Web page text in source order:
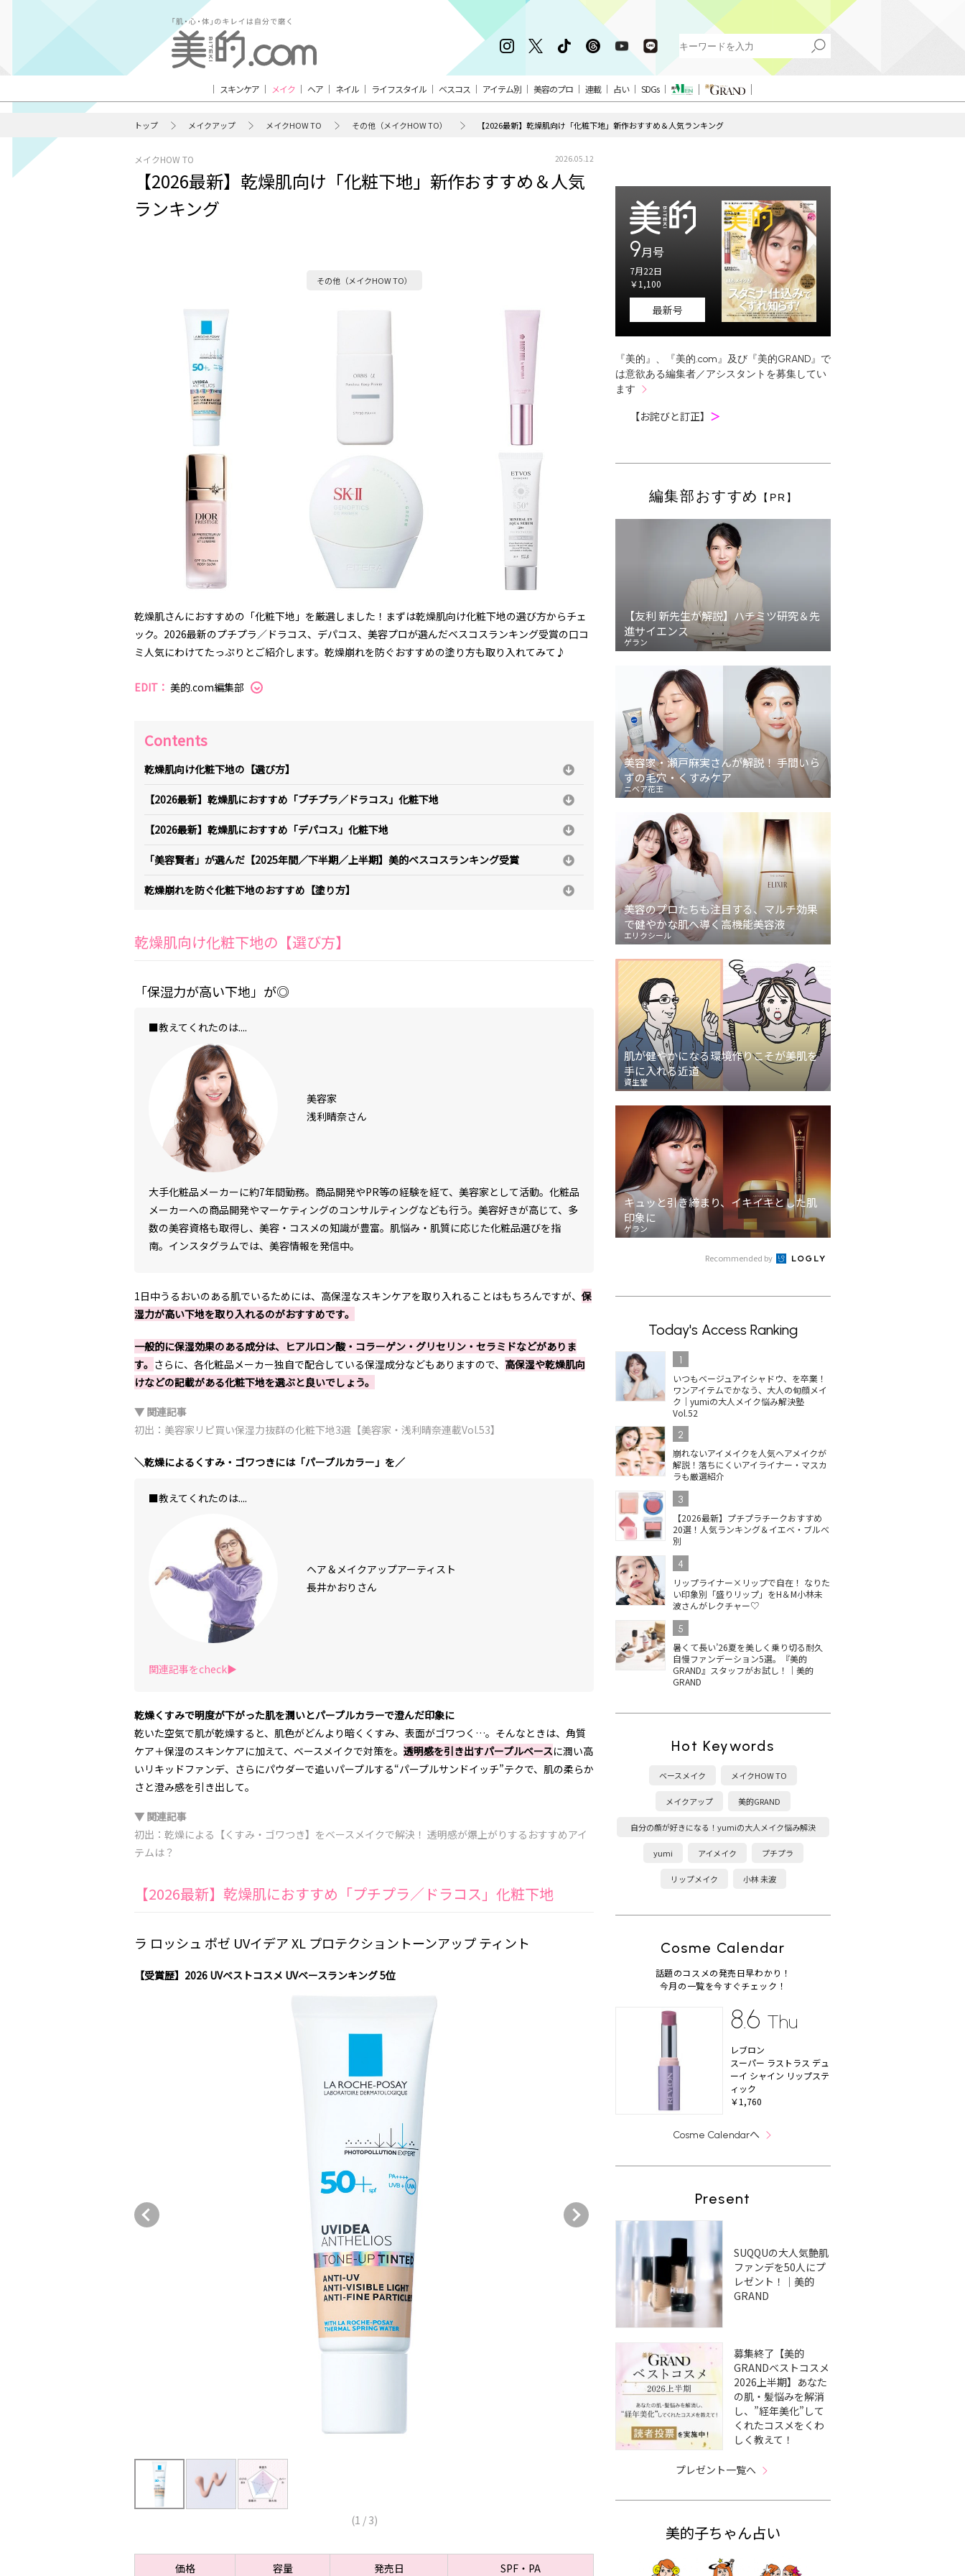
スキンケア メイク ヘア ネイル ライフスタイル ベスコス アイテム別 美容のプロ 連載 占い SDGs
トップ メイクアップ メイクHOW TO その他（メイクHOW TO） 【2026最新】乾燥肌向け「化粧下地」新作おすすめ＆人気ランキング
メイクHOW TO 2026.05.12
【2026最新】乾燥肌向け「化粧下地」新作おすすめ＆人気
ランキング
その他（メイクHOW TO）
乾燥肌さんにおすすめの「化粧下地」を厳選しました！まずは乾燥肌向け化粧下地の選び方からチェ
ック。2026最新のプチプラ／ドラコス、デパコス、美容プロが選んだベスコスランキング受賞の口コ
ミ人気にわけてたっぷりとご紹介します。乾燥崩れを防ぐおすすめの塗り方も取り入れてみて♪
EDIT： 美的.com編集部
Contents
乾燥肌向け化粧下地の【選び方】
【2026最新】乾燥肌におすすめ「プチプラ／ドラコス」化粧下地
【2026最新】乾燥肌におすすめ「デパコス」化粧下地
「美容賢者」が選んだ【2025年間／下半期／上半期】美的ベスコスランキング受賞
乾燥崩れを防ぐ化粧下地のおすすめ【塗り方】
乾燥肌向け化粧下地の【選び方】
「保湿力が高い下地」が◎
■教えてくれたのは....
美容家
浅利晴奈さん
大手化粧品メーカーに約7年間勤務。商品開発やPR等の経験を経て、美容家として活動。化粧品
メーカーへの商品開発やマーケティングのコンサルティングなども行う。美容好きが高じて、多
数の美容資格も取得し、美容・コスメの知識が豊富。肌悩み・肌質に応じた化粧品選びを指
南。インスタグラムでは、美容情報を発信中。
1日中うるおいのある肌でいるためには、高保湿なスキンケアを取り入れることはもちろんですが、 保
湿力が高い下地を取り入れるのがおすすめです。
一般的に保湿効果のある成分は、ヒアルロン酸・コラーゲン・グリセリン・セラミドなどがありま
す。 さらに、各化粧品メーカー独自で配合している保湿成分などもありますので、 高保湿や乾燥肌向
けなどの記載がある化粧下地を選ぶと良いでしょう。
▼ 関連記事
初出：美容家リピ買い保湿力抜群の化粧下地3選【美容家・浅利晴奈連載Vol.53】
＼乾燥によるくすみ・ゴワつきには「パープルカラー」を／
■教えてくれたのは....
ヘア＆メイクアップアーティスト
長井かおりさん
関連記事をcheck▶︎
乾燥くすみで明度が下がった肌を潤いとパープルカラーで澄んだ印象に
乾いた空気で肌が乾燥すると、肌色がどんより暗くくすみ、表面がゴワつく…。そんなときは、角質
ケア＋保湿のスキンケアに加えて、ベースメイクで対策を。 透明感を引き出すパープルベースに潤い高
いリキッドファンデ、さらにパウダーで追いパープルする“パープルサンドイッチ”テクで、肌の柔らか
さと澄み感を引き出して。
▼ 関連記事
初出：乾燥による【くすみ・ゴワつき】をベースメイクで解決！ 透明感が爆上がりするおすすめアイ
テムは？
【2026最新】乾燥肌におすすめ「プチプラ／ドラコス」化粧下地
ラ ロッシュ ポゼ UVイデア XL プロテクショントーンアップ ティント
【受賞歴】2026 UVベストコスメ UVベースランキング 5位
(1 / 3)
価格 容量 発売日 SPF・PA
9月号
7月22日
￥1,100
最新号
『美的』、『美的.com』及び『美的GRAND』で
は意欲ある編集者／アシスタントを募集してい
ます
【お詫びと訂正】 ＞
編集部おすすめ 【PR】
【友利 新先生が解説】ハチミツ研究＆先
進サイエンス
ゲラン
美容家・瀬戸麻実さんが解説！ 手間いら
ずの毛穴・くすみケア
ニベア花王
美容のプロたちも注目する、マルチ効果
で健やかな肌へ導く高機能美容液
エリクシール
肌が健やかになる環境作りこそが美肌を
手に入れる近道
資生堂
キュッと引き締まり、イキイキとした肌
印象に
ゲラン
Recommended by
Today's Access Ranking
1
いつもベージュアイシャドウ、を卒業！
ワンアイテムでかなう、大人の旬顔メイ
ク｜yumiの大人メイク悩み解決塾
Vol.52
2
崩れないアイメイクを人気ヘアメイクが
解説！落ちにくいアイライナー・マスカ
ラも厳選紹介
3
【2026最新】プチプラチークおすすめ
20選！人気ランキング＆イエベ・ブルべ
別
4
リップライナー×リップで自在！ なりた
い印象別「盛りリップ」をH＆M小林未
波さんがレクチャー♡
5
暑くて長い’26夏を美しく乗り切る耐久
自慢ファンデーション5選。『美的
GRAND』スタッフがお試し！｜美的
GRAND
Hot Keywords
ベースメイク メイクHOW TO
メイクアップ 美的GRAND
自分の顔が好きになる！yumiの大人メイク悩み解決
塾
yumi アイメイク プチプラ
リップメイク 小林 未波
Cosme Calendar
話題のコスメの発売日早わかり！
今月の一覧を今すぐチェック！
8.6 Thu
レブロン
スーパー ラストラス デュ
ーイ シャイン リップステ
ィック
￥1,760
Cosme Calendarへ
Present
SUQQUの大人気艶肌
ファンデを50人にプ
レゼント！｜美的
GRAND
募集終了【美的
GRANDベストコスメ
2026上半期】あなた
の肌・髪悩みを解消
し、”経年美化”して
くれたコスメをくわ
しく教えて！
プレゼント一覧へ
美的子ちゃん占い